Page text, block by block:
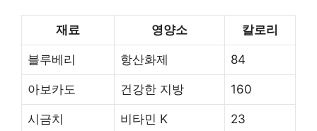
재료 영양소 칼로리
블루베리 항산화제 84
아보카도 건강한 지방 160
시금치 비타민 K 23